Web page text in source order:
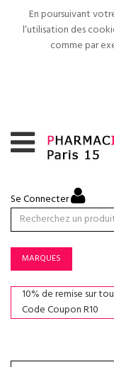
En poursuivant
l’utilisation des
comme par
Se Connecter
MARQUES
10% de remise sur
Code Coupon R10